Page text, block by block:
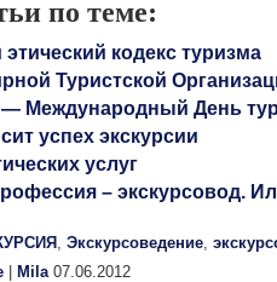
по теме:
кодекс туризма
Туристской
— Международный День
успех экскурсии
услуг
– экскурсовод.
, Экскурсоведение,
Mila07.06.2012